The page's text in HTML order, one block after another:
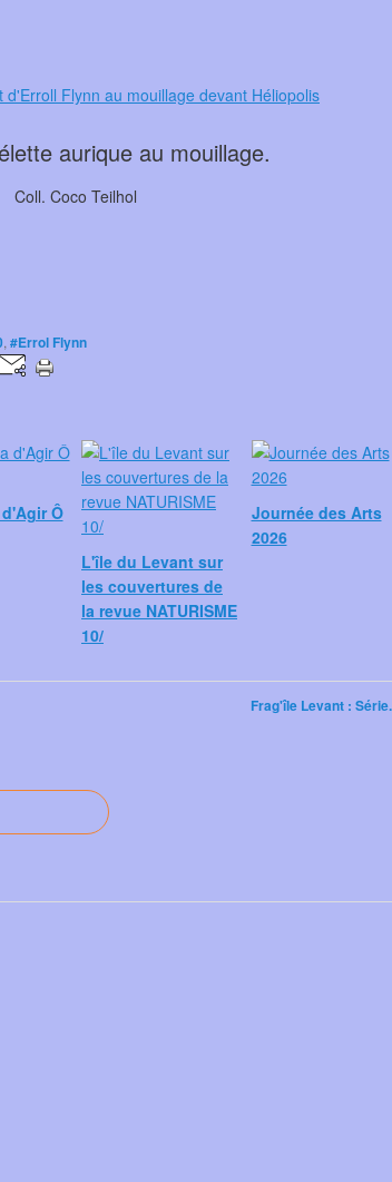
aurique au mouillage.
Coll. Coco Teilhol
, #Errol Flynn
Ô
L'île du Levant sur
les couvertures de
la revue NATURISME
10/
Journée des Arts
2026
Frag'île Levant :